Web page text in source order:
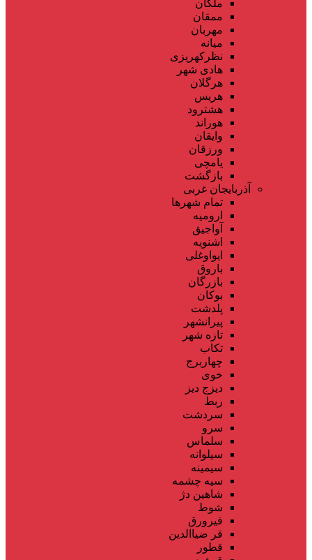
ملکان
ممقان
مهربان
میانه
نظرکهریزی
هادی شهر
هرگلان
هریس
هشترود
هوراند
وایقان
ورزقان
یامچی
بازگشت
آذربایجان غربی
تمام شهر‌ها
ارومیه
آواجیق
اشنویه
ایواوغلی
باروق
بازرگان
بوکان
پلدشت
پیرانشهر
تازه شهر
تکاب
چهاربرج
خوی
دیزج دیز
ربط
سردشت
سرو
سلماس
سیلوانه
سیمینه
سیه چشمه
شاهین دژ
شوط
فیرورق
قر ضیاالدین
قطور